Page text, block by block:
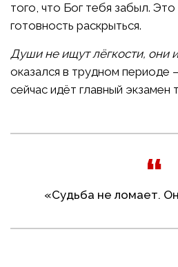
того, что Бог тебя забыл.
готовность раскрыться.
Души не ищут лёгкости, они
оказался в трудном
сейчас идёт главный экзамен
«Судьба не ломает.